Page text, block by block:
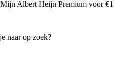
Mijn Albert Heijn Premium voor